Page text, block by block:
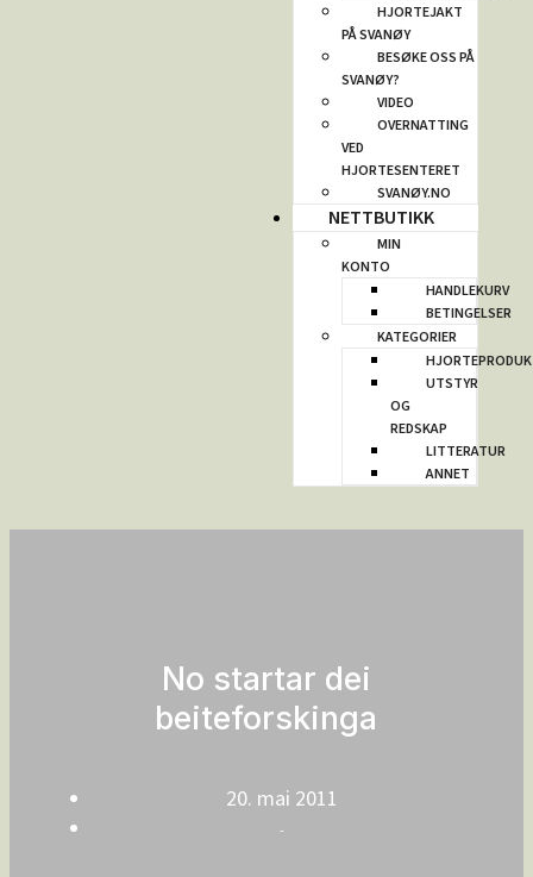
HJORTEJAKT
PÅ SVANØY
BESØKE OSS PÅ
SVANØY?
VIDEO
OVERNATTING
VED
HJORTESENTERET
SVANØY.NO
NETTBUTIKK
MIN
KONTO
HANDLEKURV
BETINGELSER
KATEGORIER
UTSTYR
OG
REDSKAP
LITTERATUR
ANNET
No startar dei
beiteforskinga
20. mai 2011
-